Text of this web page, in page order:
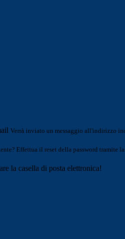
Verrà inviato un messaggio all'indirizzo
Effettua il reset della password tramite la
la casella di posta elettronica!